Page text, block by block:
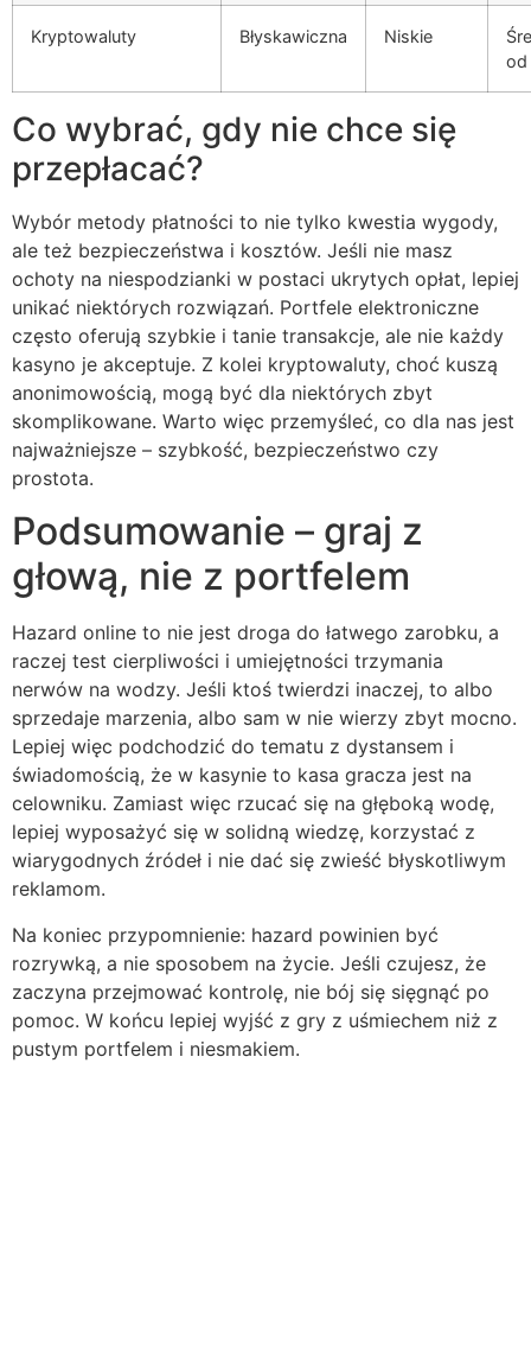
Kryptowaluty Błyskawiczna Niskie
od
Co wybrać, gdy nie chce się
przepłacać?
Wybór metody płatności to nie tylko kwestia wygody,
ale też bezpieczeństwa i kosztów. Jeśli nie masz
ochoty na niespodzianki w postaci ukrytych opłat, lepiej
unikać niektórych rozwiązań. Portfele elektroniczne
często oferują szybkie i tanie transakcje, ale nie każdy
kasyno je akceptuje. Z kolei kryptowaluty, choć kuszą
anonimowością, mogą być dla niektórych zbyt
skomplikowane. Warto więc przemyśleć, co dla nas jest
najważniejsze – szybkość, bezpieczeństwo czy
prostota.
Podsumowanie – graj z
głową, nie z portfelem
Hazard online to nie jest droga do łatwego zarobku, a
raczej test cierpliwości i umiejętności trzymania
nerwów na wodzy. Jeśli ktoś twierdzi inaczej, to albo
sprzedaje marzenia, albo sam w nie wierzy zbyt mocno.
Lepiej więc podchodzić do tematu z dystansem i
świadomością, że w kasynie to kasa gracza jest na
celowniku. Zamiast więc rzucać się na głęboką wodę,
lepiej wyposażyć się w solidną wiedzę, korzystać z
wiarygodnych źródeł i nie dać się zwieść błyskotliwym
reklamom.
Na koniec przypomnienie: hazard powinien być
rozrywką, a nie sposobem na życie. Jeśli czujesz, że
zaczyna przejmować kontrolę, nie bój się sięgnąć po
pomoc. W końcu lepiej wyjść z gry z uśmiechem niż z
pustym portfelem i niesmakiem.